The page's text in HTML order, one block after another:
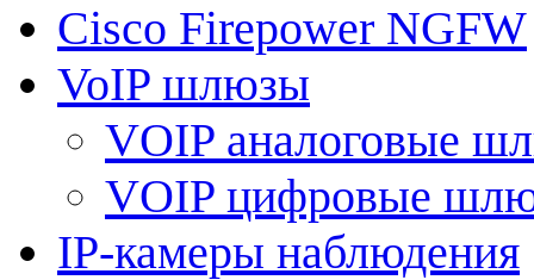
Cisco Firepower NGFW
VoIP шлюзы
VOIP аналоговые
VOIP цифровые
IP-камеры наблюдения